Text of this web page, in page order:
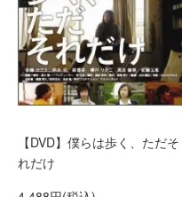
【DVD】僕らは歩く、ただそ
れだけ